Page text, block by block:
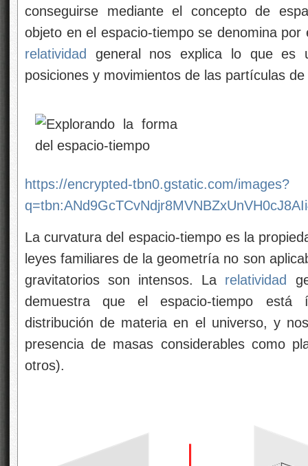
conseguirse mediante el concepto de
objeto en el espacio-tiempo se denomina
relatividad
general nos explica lo que es
posiciones y movimientos de las partículas
https://encrypted-tbn0.gstatic.com/images?
La curvatura del espacio-tiempo es la
leyes familiares de la geometría no son
gravitatorios son intensos. La relatividad
demuestra que el espacio-tiempo está
distribución de materia en el universo, y
presencia de masas considerables como
otros).